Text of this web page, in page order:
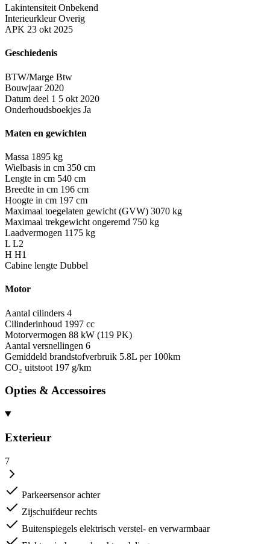
Lakintensiteit Onbekend
Interieurkleur Overig
APK 23 okt 2025
Geschiedenis
BTW/Marge Btw
Bouwjaar 2020
Datum deel 1 5 okt 2020
Onderhoudsboekjes Ja
Maten en gewichten
Massa 1895 kg
Wielbasis in cm 350 cm
Lengte in cm 540 cm
Breedte in cm 196 cm
Hoogte in cm 197 cm
Maximaal toegelaten gewicht (GVW) 3070 kg
Maximaal trekgewicht ongeremd 750 kg
Laadvermogen 1175 kg
L L2
H H1
Cabine lengte Dubbel
Motor
Aantal cilinders 4
Cilinderinhoud 1997 cc
Motorvermogen 88 kW (119 PK)
Aantal versnellingen 6
Gemiddeld brandstofverbruik 5.8L per 100km
CO₂ uitstoot 197 g/km
Opties & Accessoires
Exterieur
7
Parkeersensor achter
Zijschuifdeur rechts
Buitenspiegels elektrisch verstel- en verwarmbaar